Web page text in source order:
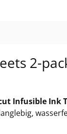
2-
Infusible Ink